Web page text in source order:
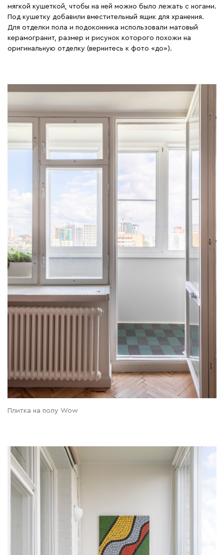
мягкой кушеткой, чтобы на ней можно было лежать с ногами.
Под кушетку добавили вместительный ящик для хранения.
Для отделки пола и подоконника использовали матовый
керамогранит, размер и рисунок которого похожи на
оригинальную отделку (вернитесь к фото «до»).
Плитка на полу Wow